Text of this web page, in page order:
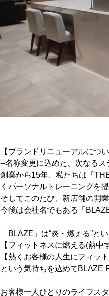
【ブランドリニューアルについ
--名称変更に込めた、次なるス
創業から15年、私たちは「
くパーソナルトレーニングを
そしてこのたび、新店舗の開
今後は会社名でもある「
「BLAZE」は“炎・燃える”とい
【フィットネスに燃える(熱中
【熱くお客様の人生にフィット
という気持ちを込めてBLAZE
お客様一人ひとりのライフス